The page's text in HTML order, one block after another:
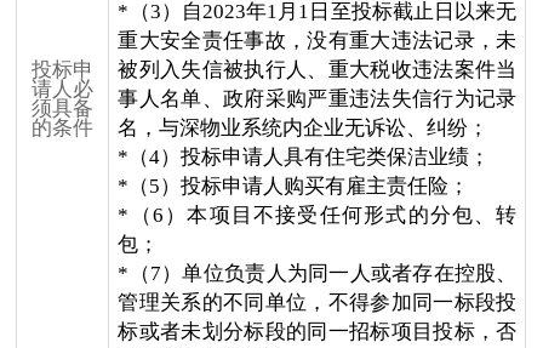
投标申
请人必
须具备
的条件
*（3）
自2023年1月1日至投标截止日以来无
重大安全责任事故，没有重大违法记录，未
被列入失信被执行人、重大税收违法案件当
事人名单、政府采购严重违法失信行为记录
名，与深物业系统内企业无诉讼、纠纷；
*（4）投标申请人具有住宅类保洁业绩；
*（5）投标申请人购买有雇主责任险；
*（6）本项目不接受任何形式的分包、转
包；
*（7）单位负责人为同一人或者存在控股、
管理关系的不同单位，不得参加同一标段投
标或者未划分标段的同一招标项目投标，否